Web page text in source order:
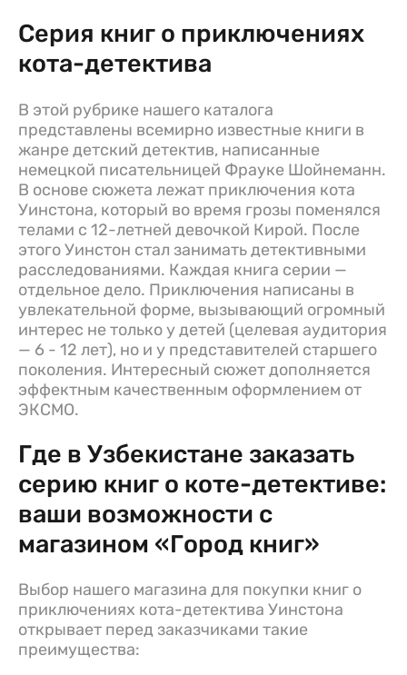
Серия книг о приключениях
кота-детектива
В этой рубрике нашего каталога
представлены всемирно известные книги в
жанре детский детектив, написанные
немецкой писательницей Фрауке Шойнеманн.
В основе сюжета лежат приключения кота
Уинстона, который во время грозы поменялся
телами с 12-летней девочкой Кирой. После
этого Уинстон стал занимать детективными
расследованиями. Каждая книга серии —
отдельное дело. Приключения написаны в
увлекательной форме, вызывающий огромный
интерес не только у детей (целевая аудитория
— 6 - 12 лет), но и у представителей старшего
поколения. Интересный сюжет дополняется
эффектным качественным оформлением от
ЭКСМО.
Где в Узбекистане заказать
серию книг о коте-детективе:
ваши возможности с
магазином «Город книг»
Выбор нашего магазина для покупки книг о
приключениях кота-детектива Уинстона
открывает перед заказчиками такие
преимущества: